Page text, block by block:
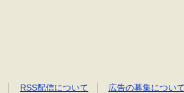
RSS配信について 広告の募集につい